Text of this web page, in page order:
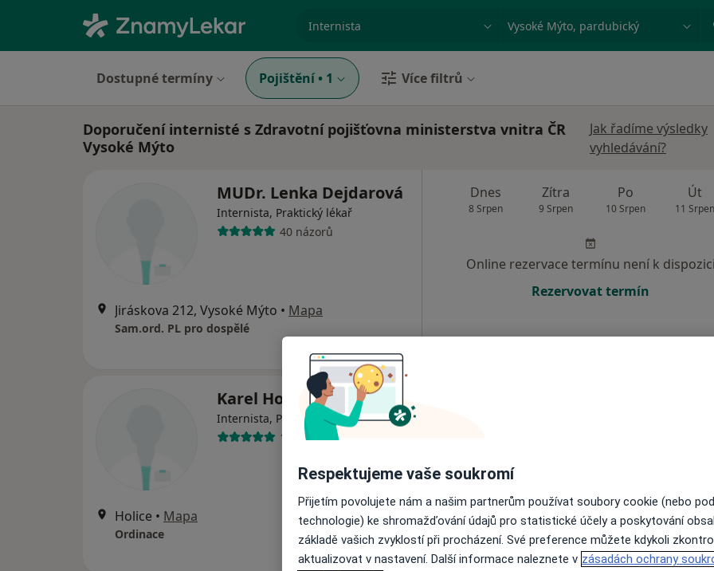
Město nebo region
Dostupné termíny Pojištění • 1 Více filtrů
Doporučení internisté s Zdravotní pojišťovna ministerstva vnitra ČR
Vysoké Mýto
Jak řadíme výsledky
vyhledávání?
MUDr. Lenka Dejdarová
Internista, Praktický lékař
40 názorů
Jiráskova 212, Vysoké Mýto • Mapa
Sam.ord. PL pro dospělé
Dnes
8 Srpen
Zítra
9 Srpen
Po
10 Srpen
Út
11 Srpen
Online rezervace termínu není k dispozici
Rezervovat termín
Karel Holub
Internista, Praktický lékař
18 názorů
Holice • Mapa
Ordinace
Online rezervace termínu není k dispozici
Rezervovat termín
Respektujeme vaše soukromí
Přijetím povolujete nám a našim partnerům používat soubory cookie (nebo
technologie) ke shromažďování údajů pro statistické účely a poskytování
základě vašich zvyklostí při procházení. Své preference můžete kdykoli
aktualizovat v nastavení. Další informace naleznete v zásadách ochrany